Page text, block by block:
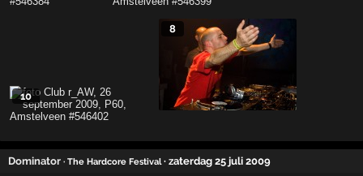
10
8
Dominator · The Hardcore Festival · zaterdag 25 juli 2009